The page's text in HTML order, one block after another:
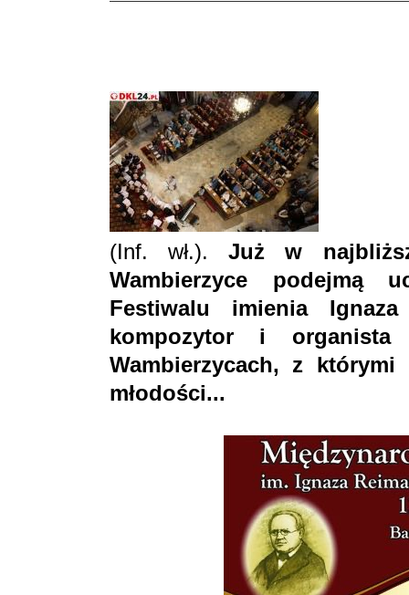
(Inf. wł.).Już w
Wambierzyce podejmą
Festiwalu imienia Ignaza
kompozytor i
Wambierzycach, z
młodości...